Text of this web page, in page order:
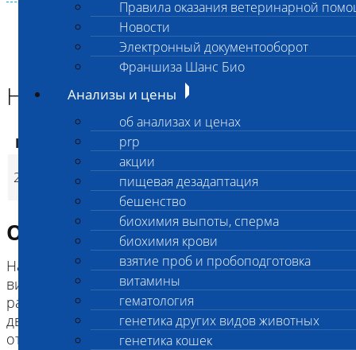
Правила оказания ветеринарной
Новости
Электронный документооборот
Франшиза Шанс Био
Анализы и цены
об анализах и ценах
prp
акции
пищевая дезадаптация
бешенство
биохимия выпоты, сперма
биохимия крови
взятие проб и пробоподготовка
витамины
гематология
генетика других видов животных
генетика кошек
Главная страница
Анализы и цены
ГЕНЕТИКА СОБАК
Нарколепсия доберманов
Нарколепсия доберманов
Код Наименование услуг
2918
Нарколепсия
доберманов
3 200p
Описание исследования
Нарколепсия – заболевание проявляющееся в
виде ненормальной сонливости днем,
расстройстве ночного сна с быстрыми глазными
движениями и резком снижении тонуса мышц в
ответ на различные внешние раздражители.